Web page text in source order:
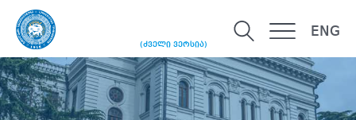
(ძველი ვერსია)
ENG